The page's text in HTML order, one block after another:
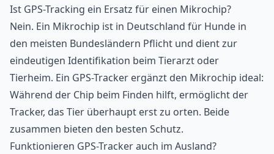
Ist GPS-Tracking ein Ersatz für einen Mikrochip?
Nein. Ein Mikrochip ist in Deutschland für Hunde in
den meisten Bundesländern Pflicht und dient zur
eindeutigen Identifikation beim Tierarzt oder
Tierheim. Ein GPS-Tracker ergänzt den Mikrochip ideal:
Während der Chip beim Finden hilft, ermöglicht der
Tracker, das Tier überhaupt erst zu orten. Beide
zusammen bieten den besten Schutz.
Funktionieren GPS-Tracker auch im Ausland?